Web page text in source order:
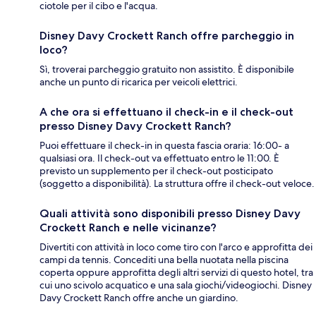
ciotole per il cibo e l'acqua.
Disney Davy Crockett Ranch offre parcheggio in
loco?
Sì, troverai parcheggio gratuito non assistito. È disponibile
anche un punto di ricarica per veicoli elettrici.
A che ora si effettuano il check-in e il check-out
presso Disney Davy Crockett Ranch?
Puoi effettuare il check-in in questa fascia oraria: 16:00- a
qualsiasi ora. Il check-out va effettuato entro le 11:00. È
previsto un supplemento per il check-out posticipato
(soggetto a disponibilità). La struttura offre il check-out veloce.
Quali attività sono disponibili presso Disney Davy
Crockett Ranch e nelle vicinanze?
Divertiti con attività in loco come tiro con l'arco e approfitta dei
campi da tennis. Concediti una bella nuotata nella piscina
coperta oppure approfitta degli altri servizi di questo hotel, tra
cui uno scivolo acquatico e una sala giochi/videogiochi. Disney
Davy Crockett Ranch offre anche un giardino.